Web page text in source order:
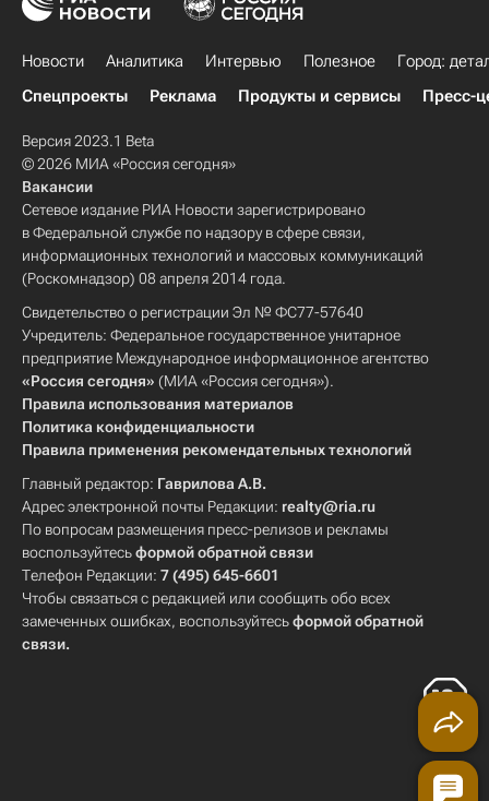
Новости Аналитика Интервью Полезное
Город:
Спецпроекты
Реклама Продукты и сервисы Пресс-
Версия 2023.1 Beta
© 2026 МИА «Россия сегодня»
Вакансии
Сетевое издание РИА Новости зарегистрировано
в Федеральной службе по надзору в сфере связи,
информационных технологий и массовых коммуникаций
(Роскомнадзор) 08 апреля 2014 года.
Свидетельство о регистрации Эл № ФС77-57640
Учредитель: Федеральное государственное унитарное
предприятие Международное информационное агентство
«Россия сегодня» (МИА «Россия сегодня»).
Правила использования материалов
Политика конфиденциальности
Правила применения рекомендательных технологий
Главный редактор: Гаврилова А.В.
Адрес электронной почты Редакции: realty@ria.ru
По вопросам размещения пресс-релизов и рекламы
воспользуйтесьформой обратной связи
Телефон Редакции: 7 (495) 645-6601
Чтобы связаться с редакцией или сообщить обо всех
замеченных ошибках, воспользуйтесьформой обратной
связи.